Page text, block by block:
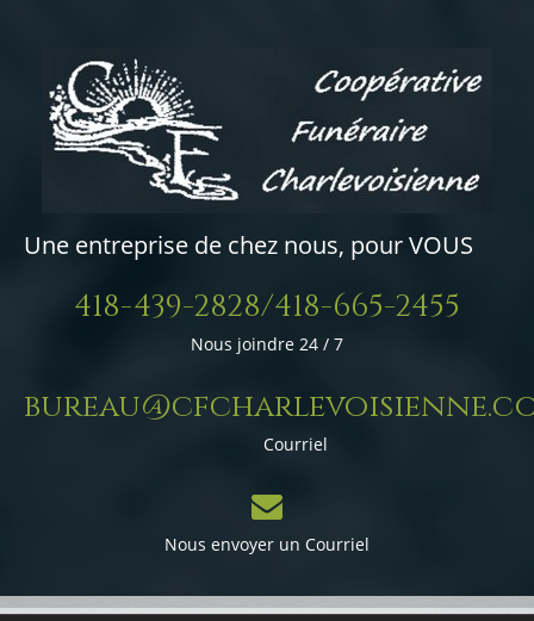
Une entreprise de chez nous, pour VOUS
418-439-2828/418-665-2455
Nous joindre 24 / 7
Courriel
Nous envoyer un Courriel